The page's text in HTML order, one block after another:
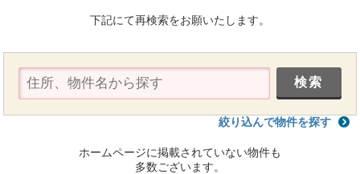
下記にて再検索をお願いたします。
絞り込んで物件を探す
ホームページに掲載されていない物件も
多数ございます。